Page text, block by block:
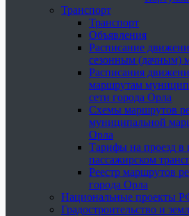
Транспорт
Транспорт
Объявления
Расписание
сезонным (дачным)
Расписания
маршрутам
сети города Орла
Схемы маршрутов
муниципальной
Орла
Тарифы на проезд в
пассажирском
Реестр маршрутов
города Орла
Национальные проекты
Градостроительство и